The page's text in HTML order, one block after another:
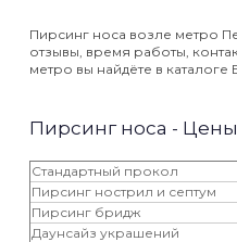
Пирсинг носа возле метро
отзывы, время работы,
метро вы найдёте в каталоге
Пирсинг носа - Цены
Cтандартный прокол
Пирсинг нострил и септум
Пирсинг бридж
Даунсайз украшений